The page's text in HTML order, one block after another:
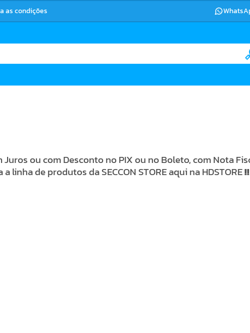
as condições
Juros ou com Desconto no PIX ou no Boleto, com Nota
linha de produtos da SECCON STORE aqui na HDSTORE!!